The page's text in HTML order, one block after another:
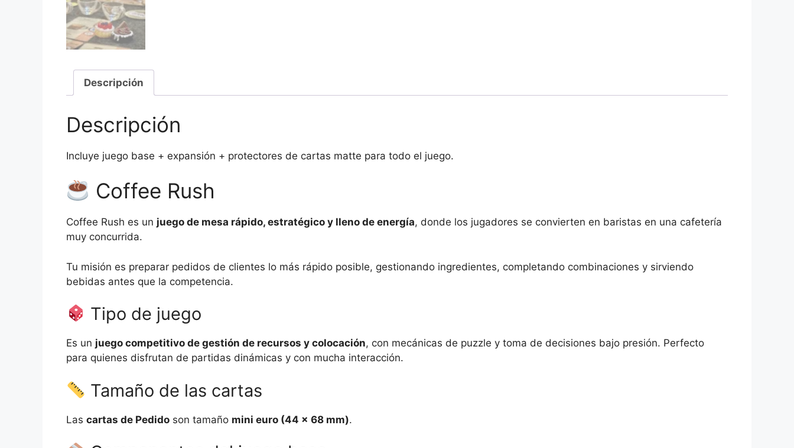
Descripción
Descripción
Incluye juego base + expansión + protectores de cartas matte para todo el juego.
Coffee Rush
Coffee Rush es un juego de mesa rápido, estratégico y lleno de energía, donde los jugadores se convierten en baristas en una cafetería
muy concurrida.
Tu misión es preparar pedidos de clientes lo más rápido posible, gestionando ingredientes, completando combinaciones y sirviendo
bebidas antes que la competencia.
Tipo de juego
Es un juego competitivo de gestión de recursos y colocación, con mecánicas de puzzle y toma de decisiones bajo presión. Perfecto
para quienes disfrutan de partidas dinámicas y con mucha interacción.
Tamaño de las cartas
Las cartas de Pedido son tamaño mini euro (44 × 68 mm).